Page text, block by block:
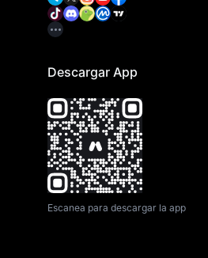
Descargar App
Escanea para descargar la app